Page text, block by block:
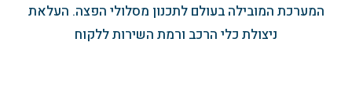
המערכת המובילה בעולם לתכנון מסלולי הפצה. העלאת
ניצולת כלי הרכב ורמת השירות ללקוח